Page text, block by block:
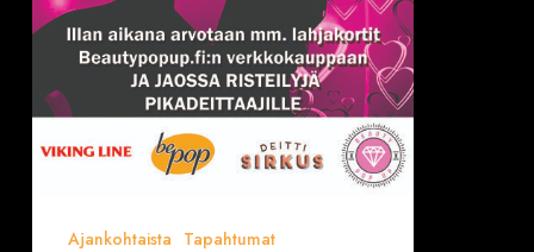
Ajankohtaista Tapahtumat